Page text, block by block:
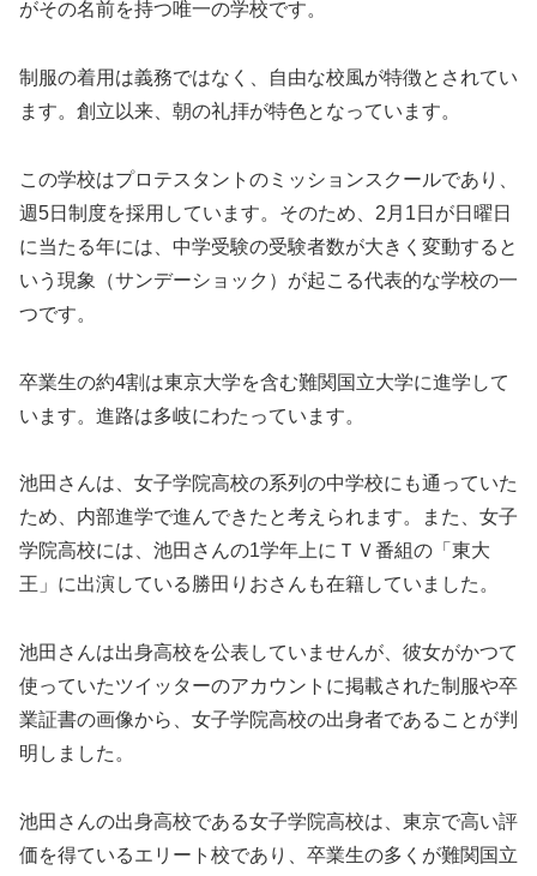
がその名前を持つ唯一の学校です。
制服の着用は義務ではなく、自由な校風が特徴とされてい
ます。創立以来、朝の礼拝が特色となっています。
この学校はプロテスタントのミッションスクールであり、
週5日制度を採用しています。そのため、2月1日が日曜日
に当たる年には、中学受験の受験者数が大きく変動すると
いう現象（サンデーショック）が起こる代表的な学校の一
つです。
卒業生の約4割は東京大学を含む難関国立大学に進学して
います。進路は多岐にわたっています。
池田さんは、女子学院高校の系列の中学校にも通っていた
ため、内部進学で進んできたと考えられます。また、女子
学院高校には、池田さんの1学年上にＴＶ番組の「東大
王」に出演している勝田りおさんも在籍していました。
池田さんは出身高校を公表していませんが、彼女がかつて
使っていたツイッターのアカウントに掲載された制服や卒
業証書の画像から、女子学院高校の出身者であることが判
明しました。
池田さんの出身高校である女子学院高校は、東京で高い評
価を得ているエリート校であり、卒業生の多くが難関国立